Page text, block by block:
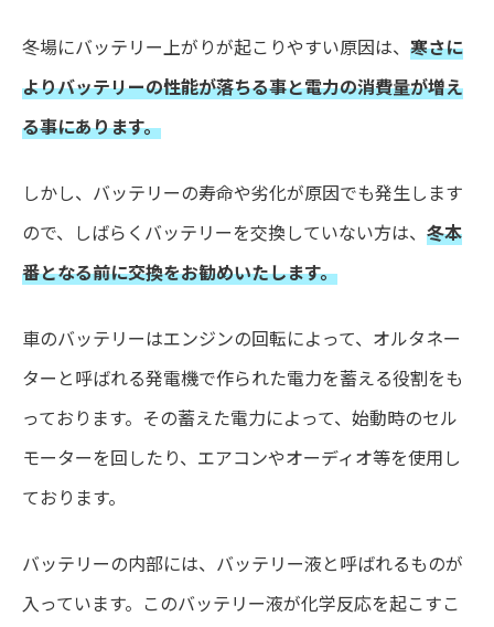
冬場にバッテリー上がりが起こりやすい原因は、寒さに
よりバッテリーの性能が落ちる事と電力の消費量が増え
る事にあります。
しかし、バッテリーの寿命や劣化が原因でも発生します
ので、しばらくバッテリーを交換していない方は、冬本
番となる前に交換をお勧めいたします。
車のバッテリーはエンジンの回転によって、オルタネー
ターと呼ばれる発電機で作られた電力を蓄える役割をも
っております。その蓄えた電力によって、始動時のセル
モーターを回したり、エアコンやオーディオ等を使用し
ております。
バッテリーの内部には、バッテリー液と呼ばれるものが
入っています。このバッテリー液が化学反応を起こすこ